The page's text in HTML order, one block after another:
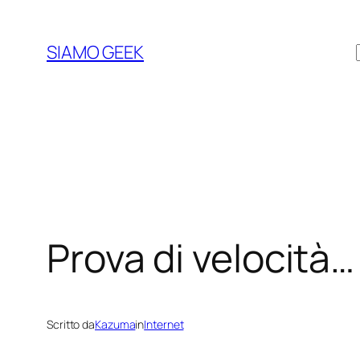
contenuto
SIAMO GEEK
Prova di velocità…
Scritto daKazumainInternet